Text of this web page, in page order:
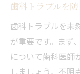
矯正歯
歯科矯
集団訴
矯正治
歯科トラブルを
歯科トラブルを未
が重要です。まず
について歯科医師
しましょう。不明